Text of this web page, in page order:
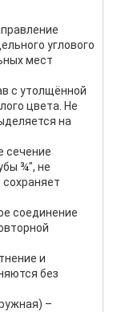
углового
мест
с утолщённой
цвета. Не
на
сечение
¾″, не
сохраняет
соединение
и
без
–